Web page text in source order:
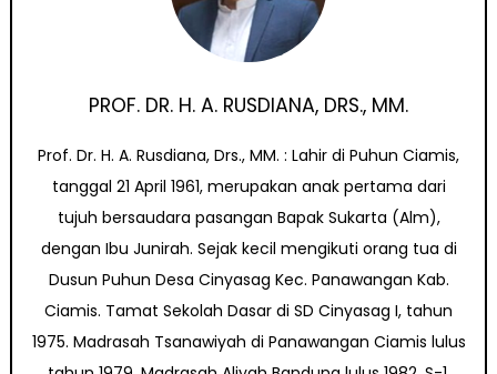
PROF. DR. H. A. RUSDIANA, DRS., MM.
Prof. Dr. H. A. Rusdiana, Drs., MM. : Lahir di Puhun Ciamis,
tanggal 21 April 1961, merupakan anak pertama dari
tujuh bersaudara pasangan Bapak Sukarta (Alm),
dengan Ibu Junirah. Sejak kecil mengikuti orang tua di
Dusun Puhun Desa Cinyasag Kec. Panawangan Kab.
Ciamis. Tamat Sekolah Dasar di SD Cinyasag I, tahun
1975. Madrasah Tsanawiyah di Panawangan Ciamis lulus